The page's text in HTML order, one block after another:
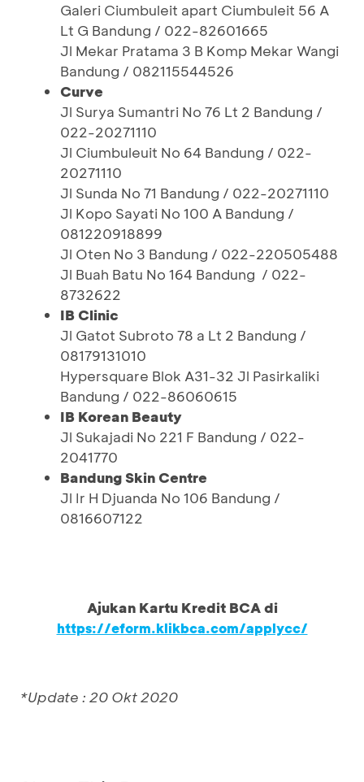
Galeri Ciumbuleit apart Ciumbuleit 56 A
Lt G Bandung / 022-82601665
Jl Mekar Pratama 3 B Komp Mekar Wangi
Bandung / 082115544526
Curve
Jl Surya Sumantri No 76 Lt 2 Bandung /
022-20271110
Jl Ciumbuleuit No 64 Bandung / 022-
20271110
Jl Sunda No 71 Bandung / 022-20271110
Jl Kopo Sayati No 100 A Bandung /
081220918899
Jl Oten No 3 Bandung / 022-220505488
Jl Buah Batu No 164 Bandung / 022-
8732622
IB Clinic
Jl Gatot Subroto 78 a Lt 2 Bandung /
08179131010
Hypersquare Blok A31-32 Jl Pasirkaliki
Bandung / 022-86060615
IB Korean Beauty
Jl Sukajadi No 221 F Bandung / 022-
2041770
Bandung Skin Centre
Jl Ir H Djuanda No 106 Bandung /
0816607122
Ajukan Kartu Kredit BCA di
https://eform.klikbca.com/applycc/
*Update : 20 Okt 2020